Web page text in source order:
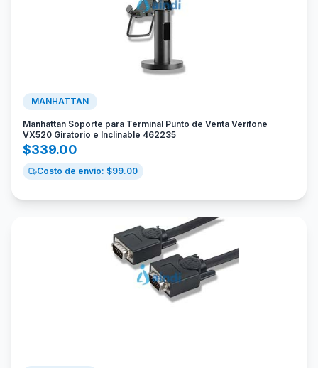
MANHATTAN
Manhattan Soporte para Terminal Punto de Venta Verifone
VX520 Giratorio e Inclinable 462235
$339.00
Costo de envío: $99.00